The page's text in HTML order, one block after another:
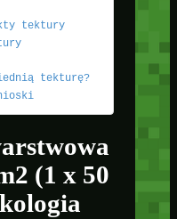
tektury
tekturę?
(1 x 50